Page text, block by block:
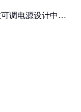
调电源设计中的